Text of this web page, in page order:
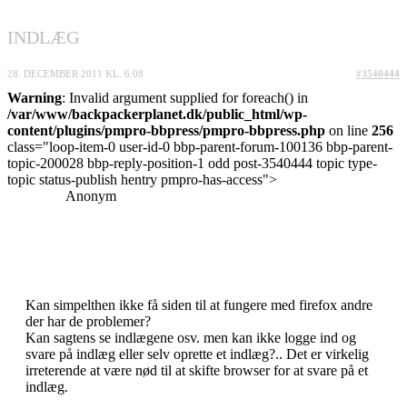
INDLÆG
28. DECEMBER 2011 KL. 6:08 #3540444
Warning: Invalid argument supplied for foreach() in
/var/www/backpackerplanet.dk/public_html/wp-
content/plugins/pmpro-bbpress/pmpro-bbpress.php on line 256
class="loop-item-0 user-id-0 bbp-parent-forum-100136 bbp-parent-
topic-200028 bbp-reply-position-1 odd post-3540444 topic type-
topic status-publish hentry pmpro-has-access">
Anonym
Kan simpelthen ikke få siden til at fungere med firefox andre
der har de problemer?
Kan sagtens se indlægene osv. men kan ikke logge ind og
svare på indlæg eller selv oprette et indlæg?.. Det er virkelig
irreterende at være nød til at skifte browser for at svare på et
indlæg.